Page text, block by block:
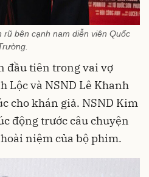
rũ bên cạnh nam diễn viên Quốc
đầu tiên trong vai vợ
Lộc và NSND Lê Khanh
cho khán giả. NSND Kim
động trước câu chuyện
niệm của bộ phim.